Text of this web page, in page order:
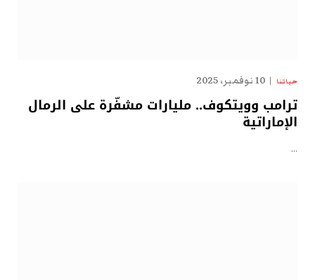
حياتنا 10 نوفمبر، 2025
ترامب وويتكوف.. مليارات مشفّرة على الرمال
الإماراتية
…